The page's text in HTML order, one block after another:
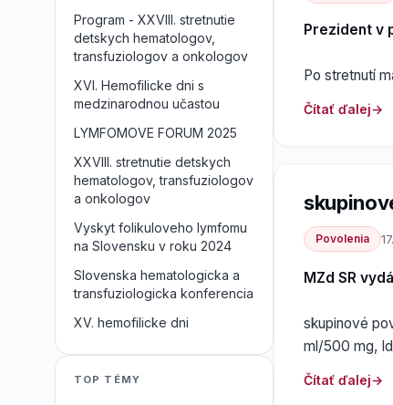
Prezident v
Po stretnutí
Čítať ďalej
Povolenia
MZd SR
skupinové
ml/500 mg,
Čítať ďalej
Program - XXVIII. stretnutie
detskych hematologov,
transfuziologov a onkologov
XVI. Hemofilicke dni s
medzinarodnou učastou
LYMFOMOVE FORUM 2025
XXVIII. stretnutie detskych
hematologov, transfuziologov
a onkologov
Vyskyt folikuloveho lymfomu
na Slovensku v roku 2024
Slovenska hematologicka a
transfuziologicka konferencia
XV. hemofilicke dni
TOP TÉMY